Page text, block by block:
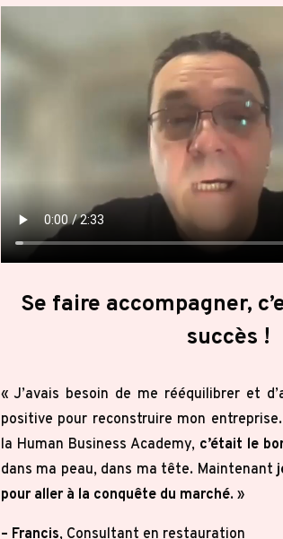
Se faire accompagner,
succès !
«J’avais besoin de me rééquilibrer et
positive pour reconstruire mon
la Human Business Academy, c’était le
dans ma peau, dans ma tête. Maintenant
pour aller à la conquête du marché.»
– Francis, Consultant en restauration